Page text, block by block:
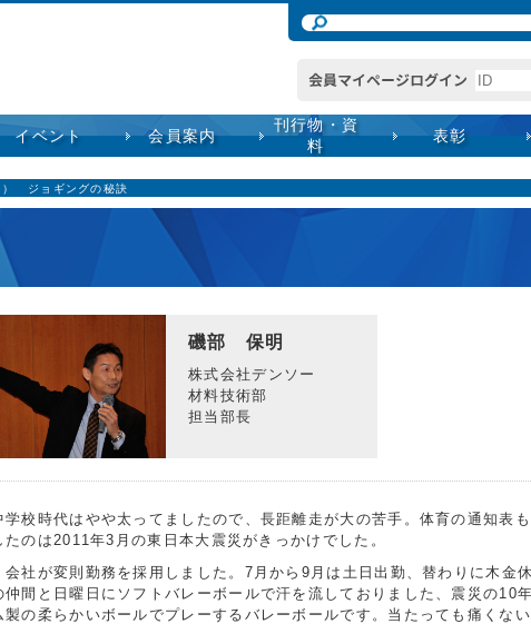
イベント 会員案内
刊行物・資
料
表彰
ジョギングの秘訣
磯部 保明
株式会社デンソー
材料技術部
担当部長
校時代はやや太ってましたので、長距離走が大の苦手。体育の通知表
のは2011年3月の東日本大震災がきっかけでした。
社が変則勤務を採用しました。7月から9月は土日出勤、替わりに木金
間と日曜日にソフトバレーボールで汗を流しておりました、震災の10
の柔らかいボールでプレーするバレーボールです。当たっても痛くな